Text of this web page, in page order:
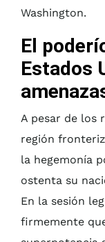
Washington.
El
Estados
A pesar de los
región
la hegemonía
ostenta su
En la sesión
firmemente